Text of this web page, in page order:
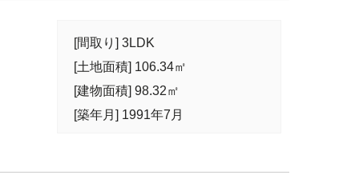
[間取り] 3LDK
[土地面積] 106.34㎡
[建物面積] 98.32㎡
[築年月] 1991年7月